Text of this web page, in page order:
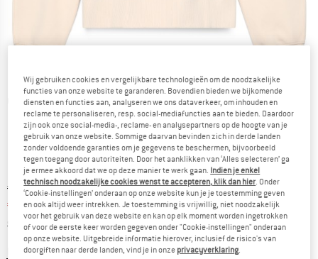
Gedetailleerde foto's
Oorspronkelijke prijs :
€ 109,95
Prijs:
€ 43,98 incl. BTW
excl. VerzendkostenInformatie over de verzendkosten. Opent in een
Kleur:Angora
Wij gebruiken cookies en vergelijkbare technologieën om de noodzakelijke
functies van onze website te garanderen. Bovendien bieden we bijkomende
diensten en functies aan, analyseren we ons dataverkeer, om inhouden en
reclame te personaliseren, resp. social-mediafuncties aan te bieden. Daardoor
zijn ook onze social-media-, reclame- en analysepartners op de hoogte van je
gebruik van onze website. Sommige daarvan bevinden zich in derde landen
zonder voldoende garanties om je gegevens te beschermen, bijvoorbeeld
tegen toegang door autoriteiten. Door het aanklikken van ‘Alles selecteren’ ga
je ermee akkoord dat we op deze manier te werk gaan. Indien je enkel
technisch noodzakelijke cookies wenst te accepteren, klik dan hier . Onder
‘Cookie-instellingen’ onderaan op onze website kun je je toestemming geven
en ook altijd weer intrekken. Je toestemming is vrijwillig, niet noodzakelijk
voor het gebruik van deze website en kan op elk moment worden ingetrokken
of voor de eerste keer worden gegeven onder "Cookie-instellingen" onderaan
op onze website. Uitgebreide informatie hierover, inclusief de risico's van
doorgiften naar derde landen, vind je in onze privacyverklaring